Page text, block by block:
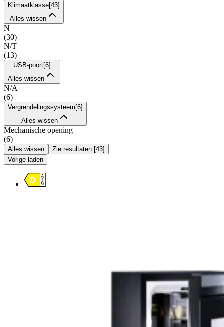
Klimaatklasse[43]
Alles wissen
N
(30)
N/T
(13)
USB-poort[6]
Alles wissen
N/A
(6)
Vergrendelingssysteem [6]
Alles wissen
Mechanische opening
(6)
Alles wissen Zie resultaten [43]
Vorige laden